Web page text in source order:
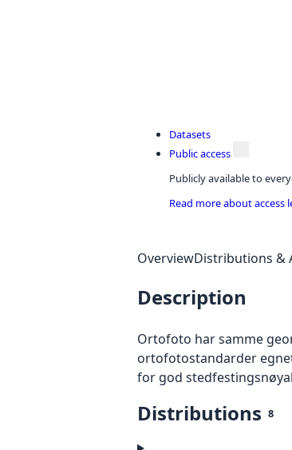
Datasets
Public access
Publicly available to
Read more about access
OverviewDistributions &
Description
Ortofoto har samme
ortofotostandarder
for god
Distributions 8